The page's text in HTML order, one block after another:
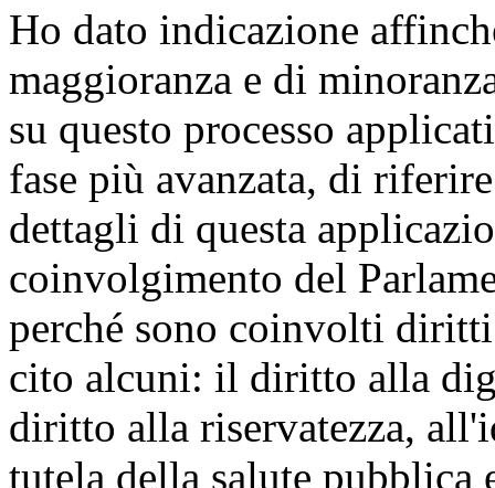
Ho dato indicazione
maggioranza e di
su questo processo
fase più avanzata, di
dettagli di questa
coinvolgimento del
perché sono coinvolti
cito alcuni: il diritto alla
diritto alla riservatezza,
tutela della salute pubblica